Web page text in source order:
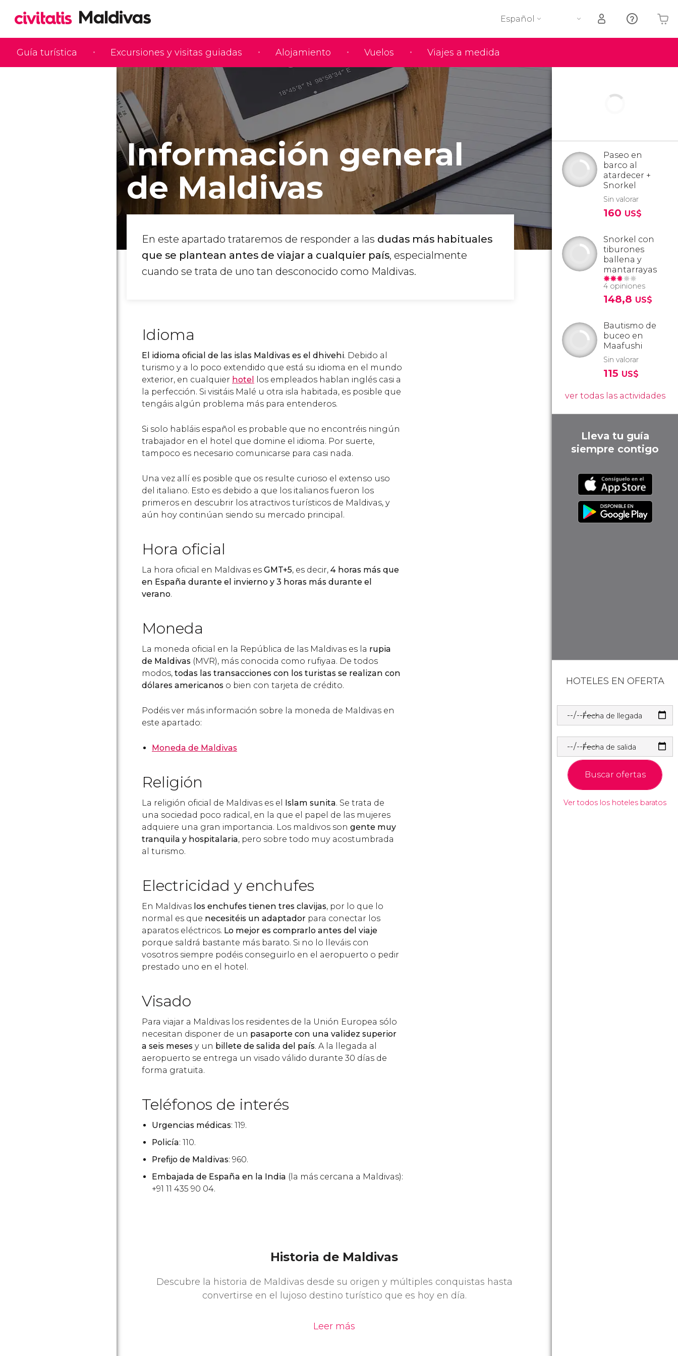
Guía turística Excursiones y visitas guiadas Alojamiento Vuelos Viajes a medida
Español
Información general
de Maldivas
En este apartado trataremos de responder a las dudas más habituales
que se plantean antes de viajar a cualquier país, especialmente
cuando se trata de uno tan desconocido como Maldivas.
Idioma
El idioma oficial de las islas Maldivas es el dhivehi. Debido al
turismo y a lo poco extendido que está su idioma en el mundo
exterior, en cualquier hotel
los empleados hablan inglés casi a
la perfección. Si visitáis Malé u otra isla habitada, es posible que
tengáis algún problema más para entenderos.
Si solo habláis español es probable que no encontréis ningún
trabajador en el hotel que domine el idioma. Por suerte,
tampoco es necesario comunicarse para casi nada.
Una vez allí es posible que os resulte curioso el extenso uso
del italiano. Esto es debido a que los italianos fueron los
primeros en descubrir los atractivos turísticos de Maldivas, y
aún hoy continúan siendo su mercado principal.
Hora oficial
La hora oficial en Maldivas es GMT+5, es decir, 4 horas más que
en España durante el invierno y 3 horas más durante el
verano.
Moneda
La moneda oficial en la República de las Maldivas es la rupia
de Maldivas (MVR), más conocida como rufiyaa. De todos
modos, todas las transacciones con los turistas se realizan con
dólares americanos o bien con tarjeta de crédito.
Podéis ver más información sobre la moneda de Maldivas en
este apartado:
Moneda de Maldivas
Religión
La religión oficial de Maldivas es el Islam sunita. Se trata de
una sociedad poco radical, en la que el papel de las mujeres
adquiere una gran importancia. Los maldivos son gente muy
tranquila y hospitalaria, pero sobre todo muy acostumbrada
al turismo.
Electricidad y enchufes
En Maldivas los enchufes tienen tres clavijas, por lo que lo
normal es que necesitéis un adaptador para conectar los
aparatos eléctricos. Lo mejor es comprarlo antes del viaje
porque saldrá bastante más barato. Si no lo lleváis con
vosotros siempre podéis conseguirlo en el aeropuerto o pedir
prestado uno en el hotel.
Visado
Para viajar a Maldivas los residentes de la Unión Europea sólo
necesitan disponer de un pasaporte con una validez superior
a seis meses y un billete de salida del país. A la llegada al
aeropuerto se entrega un visado válido durante 30 días de
forma gratuita.
Teléfonos de interés
Urgencias médicas: 119.
Policía: 110.
Prefijo de Maldivas: 960.
Embajada de España en la India (la más cercana a Maldivas):
+91 11 435 90 04.
Historia de Maldivas
Descubre la historia de Maldivas desde su origen y múltiples conquistas hasta
convertirse en el lujoso destino turístico que es hoy en día.
Leer más
Paseo en
barco al
atardecer +
Snorkel
Sin valorar
160 US$
Snorkel con
tiburones
ballena y
mantarrayas
4 opiniones
148,8 US$
Bautismo de
buceo en
Maafushi
Sin valorar
115 US$
ver todas las actividades
Lleva tu guía
siempre contigo
HOTELES EN OFERTA
Fecha de llegada
Fecha de salida
Buscar ofertas
Ver todos los hoteles baratos